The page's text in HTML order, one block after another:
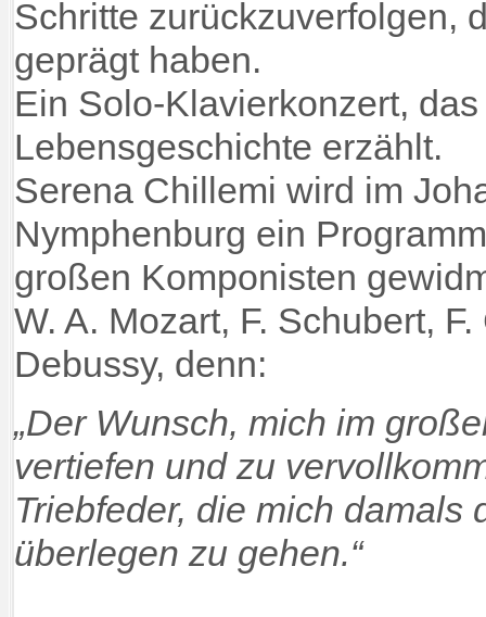
Schritte zurückzuverfolgen,
geprägt haben.
Ein Solo-Klavierkonzert,
Lebensgeschichte erzählt.
Serena Chillemi wird im
Nymphenburg ein
großen Komponisten
W. A. Mozart, F. Schubert,
Debussy, denn:
„Der Wunsch, mich im
vertiefen und zu
Triebfeder, die mich damals
überlegen zu gehen.“